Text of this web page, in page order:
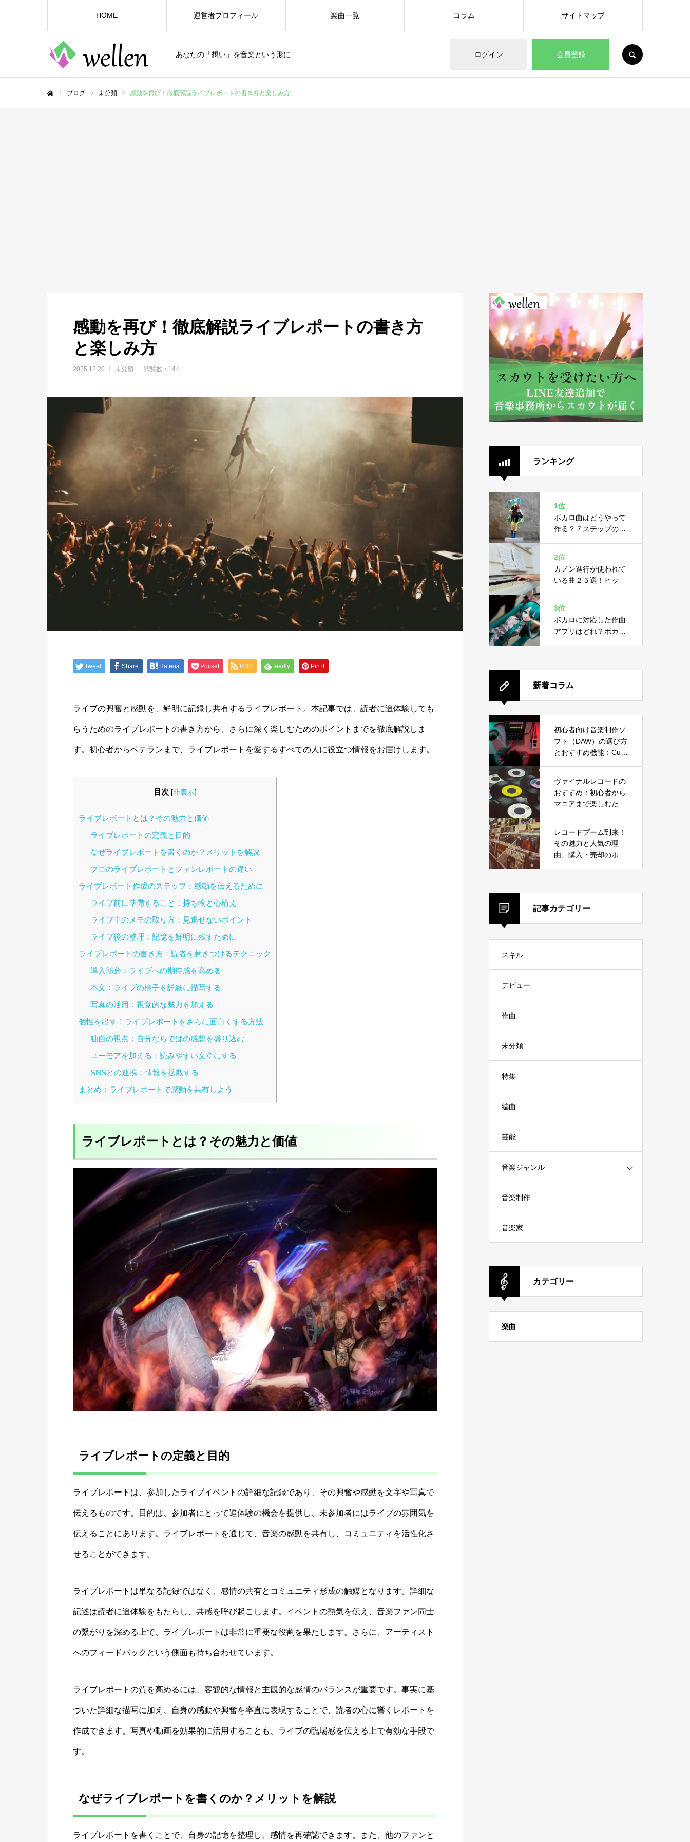
あなたの「想い」を音楽という形に ログイン 会員登録
HOME 運営者プロフィール 楽曲一覧 コラム サイトマップ
ブログ 未分類 感動を再び！徹底解説ライブレポートの書き方と楽しみ方
感動を再び！徹底解説ライブレポートの書き方
と楽しみ方
2025.12.20 未分類 閲覧数：144
Tweet Share Hatena Pocket RSS feedly Pin it
ライブの興奮と感動を、鮮明に記録し共有するライブレポート。本記事では、読者に追体験しても
らうためのライブレポートの書き方から、さらに深く楽しむためのポイントまでを徹底解説しま
す。初心者からベテランまで、ライブレポートを愛するすべての人に役立つ情報をお届けします。
目次 [非表示]
ライブレポートとは？その魅力と価値
ライブレポートの定義と目的
なぜライブレポートを書くのか？メリットを解説
プロのライブレポートとファンレポートの違い
ライブレポート作成のステップ：感動を伝えるために
ライブ前に準備すること：持ち物と心構え
ライブ中のメモの取り方：見逃せないポイント
ライブ後の整理：記憶を鮮明に残すために
ライブレポートの書き方：読者を惹きつけるテクニック
導入部分：ライブへの期待感を高める
本文：ライブの様子を詳細に描写する
写真の活用：視覚的な魅力を加える
個性を出す！ライブレポートをさらに面白くする方法
独自の視点：自分ならではの感想を盛り込む
ユーモアを加える：読みやすい文章にする
SNSとの連携：情報を拡散する
まとめ：ライブレポートで感動を共有しよう
ライブレポートとは？その魅力と価値
ライブレポートの定義と目的
ライブレポートは、参加したライブイベントの詳細な記録であり、その興奮や感動を文字や写真で
伝えるものです。目的は、参加者にとって追体験の機会を提供し、未参加者にはライブの雰囲気を
伝えることにあります。ライブレポートを通じて、音楽の感動を共有し、コミュニティを活性化さ
せることができます。
ライブレポートは単なる記録ではなく、感情の共有とコミュニティ形成の触媒となります。詳細な
記述は読者に追体験をもたらし、共感を呼び起こします。イベントの熱気を伝え、音楽ファン同士
の繋がりを深める上で、ライブレポートは非常に重要な役割を果たします。さらに、アーティスト
へのフィードバックという側面も持ち合わせています。
ライブレポートの質を高めるには、客観的な情報と主観的な感情のバランスが重要です。事実に基
づいた詳細な描写に加え、自身の感動や興奮を率直に表現することで、読者の心に響くレポートを
作成できます。写真や動画を効果的に活用することも、ライブの臨場感を伝える上で有効な手段で
す。
なぜライブレポートを書くのか？メリットを解説
ライブレポートを書くことで、自身の記憶を整理し、感情を再確認できます。また、他のファンと
ランキング
1位
ボカロ曲はどうやって
作る？７ステップの作
2位
カノン進行が使われて
いる曲２５選！ヒット
3位
ボカロに対応した作曲
アプリはどれ？ボカロ
新着コラム
初心者向け音楽制作ソ
フト（DAW）の選び方
とおすすめ機能：Cub
ヴァイナルレコードの
おすすめ：初心者から
マニアまで楽しむため
レコードブーム到来！
その魅力と人気の理
由、購入・売却のポイ
記事カテゴリー
スキル
デビュー
作曲
未分類
特集
編曲
芸能
音楽ジャンル
音楽制作
音楽家
カテゴリー
楽曲